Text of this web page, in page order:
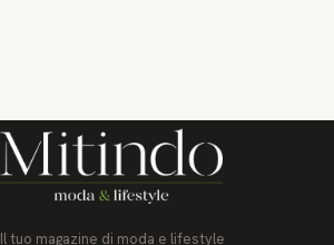
Il tuo magazine di moda e lifestyle